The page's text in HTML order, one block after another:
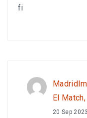
fi
El
20 Sep 2023